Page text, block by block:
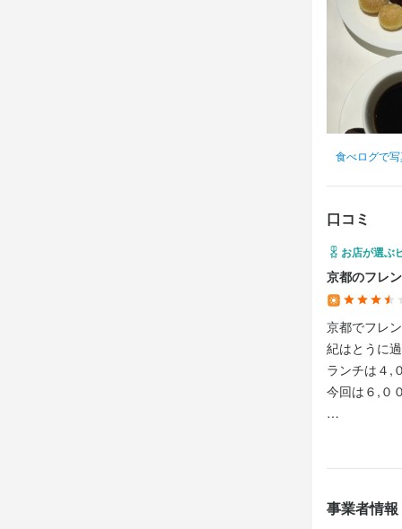
食べログで
口コミ
お店が選ぶ
京都のフレ
京都でフレ
紀はとうに
ランチは４,
今回は６,０
味しさでし
事業者情報